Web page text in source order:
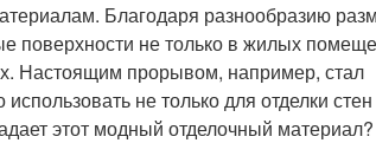
Благодаря разнообразию
поверхности не только в жилых
Настоящим прорывом, например, стал
не только для отделки
этот модный отделочный материал?